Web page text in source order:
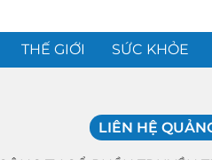
THẾ GIỚI SỨC KHỎE
LIÊN HỆ